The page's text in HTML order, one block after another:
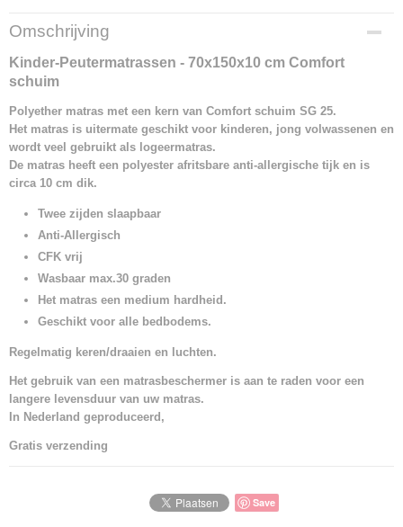
EAN code
744811533533
Omschrijving
Kinder-Peutermatrassen - 70x150x10 cm Comfort
schuim
Polyether matras met een kern van Comfort schuim SG 25.
Het matras is uitermate geschikt voor kinderen, jong volwassenen en
wordt veel gebruikt als logeermatras.
De matras heeft een polyester afritsbare anti-allergische tijk en is
circa 10 cm dik.
Twee zijden slaapbaar
Anti-Allergisch
CFK vrij
Wasbaar max.30 graden
Het matras een medium hardheid.
Geschikt voor alle bedbodems.
Regelmatig keren/draaien en luchten.
Het gebruik van een matrasbeschermer is aan te raden voor een
langere levensduur van uw matras.
In Nederland geproduceerd,
Gratis verzending
Save